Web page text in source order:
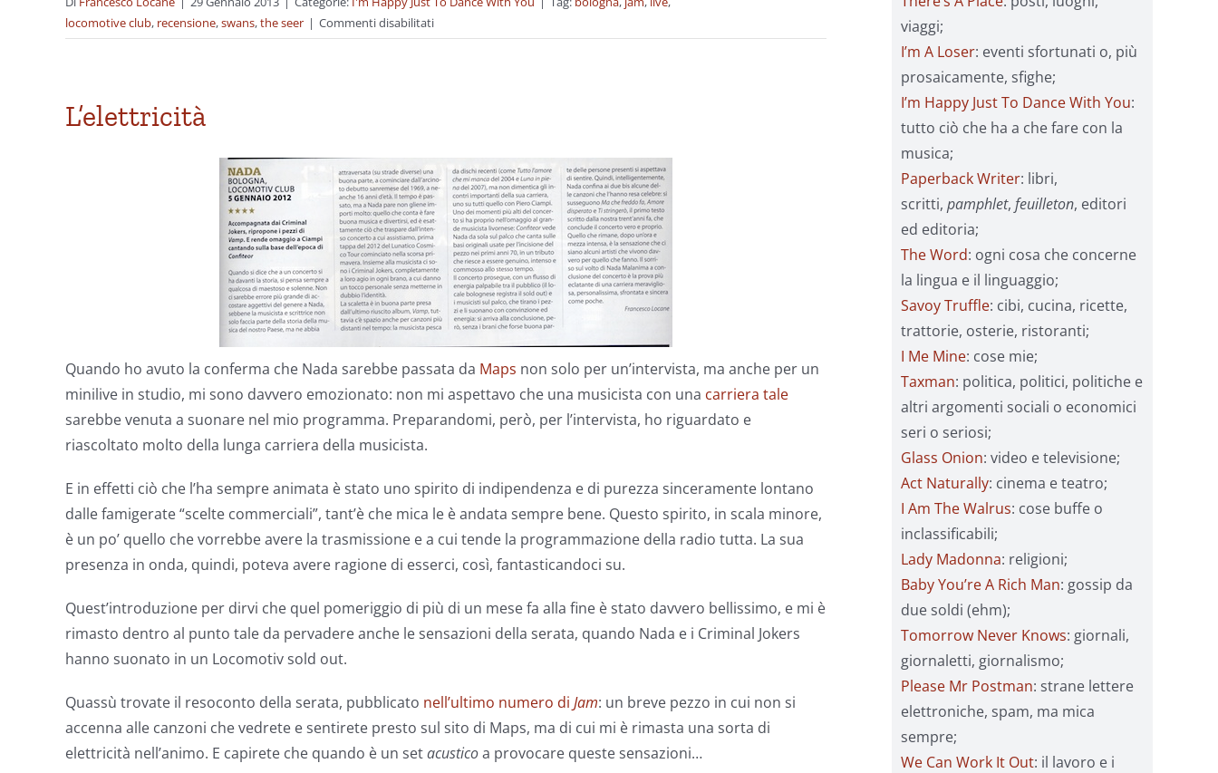
locomotive club, recensione,swans,the seer | Commenti disabilitatisu
“Feed
L’elettricità
Quando ho avuto la conferma che Nada sarebbe passata da Maps non solo per un’intervista, ma anche per un
minilive in studio, mi sono davvero emozionato: non mi aspettavo che una musicista con una carriera tale
sarebbe venuta a suonare nel mio programma. Preparandomi, però, per l’intervista, ho riguardato e
riascoltato molto della lunga carriera della musicista.
E in effetti ciò che l’ha sempre animata è stato uno spirito di indipendenza e di purezza sinceramente lontano
dalle famigerate “scelte commerciali”, tant’è che mica le è andata sempre bene. Questo spirito, in scala minore,
è un po’ quello che vorrebbe avere la trasmissione e a cui tende la programmazione della radio tutta. La sua
presenza in onda, quindi, poteva avere ragione di esserci, così, fantasticandoci su.
Quest’introduzione per dirvi che quel pomeriggio di più di un mese fa alla fine è stato davvero bellissimo, e mi è
rimasto dentro al punto tale da pervadere anche le sensazioni della serata, quando Nada e i Criminal Jokers
hanno suonato in un Locomotiv sold out.
Quassù trovate il resoconto della serata, pubblicato nell’ultimo numero di Jam: un breve pezzo in cui non si
accenna alle canzoni che vedrete e sentirete presto sul sito di Maps, ma di cui mi è rimasta una sorta di
elettricità nell’animo. E capirete che quando è un setacusticoa provocare queste sensazioni…
viaggi;
I’m A Loser: eventi sfortunati o, più
prosaicamente, sfighe;
I’m Happy Just To Dance With You:
tutto ciò che ha a che fare con la
musica;
Paperback Writer: libri,
scritti, pamphlet, feuilleton, editori
ed editoria;
The Word: ogni cosa che concerne
la lingua e il linguaggio;
Savoy Truffle: cibi, cucina, ricette,
trattorie, osterie, ristoranti;
I Me Mine: cose mie;
Taxman: politica, politici, politiche e
altri argomenti sociali o economici
seri o seriosi;
Glass Onion: video e televisione;
Act Naturally: cinema e teatro;
I Am The Walrus: cose buffe o
inclassificabili;
Lady Madonna: religioni;
Baby You’re A Rich Man: gossip da
due soldi (ehm);
Tomorrow Never Knows: giornali,
giornaletti, giornalismo;
Please Mr Postman: strane lettere
elettroniche, spam, ma mica
sempre;
We Can Work It Out: il lavoro e i